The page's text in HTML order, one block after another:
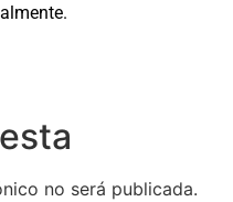
no será publicada.